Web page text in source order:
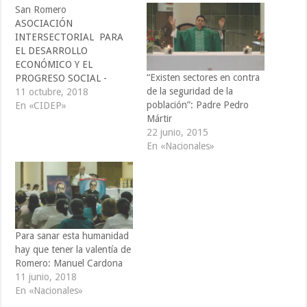
San Romero
ASOCIACIÓN
INTERSECTORIAL PARA
EL DESARROLLO
ECONÓMICO Y EL
PROGRESO SOCIAL -
CIDEP -
comunicaciones@cidepelsal
como ha sido denominado
a nivel popular el arzobispo
salvadoreño Oscar Arnulfo
Romero, nació en Ciudad
Barrios, departamento de
San Miguel, el 15 de agosto
de 1917. Se caracterizó por
ser…
11 octubre, 2018
En «CIDEP»
“Existen sectores en contra
de la seguridad de la
población”: Padre Pedro
Mártir
22 junio, 2015
En «Nacionales»
Para sanar esta humanidad
hay que tener la valentía de
Romero: Manuel Cardona
11 junio, 2018
En «Nacionales»